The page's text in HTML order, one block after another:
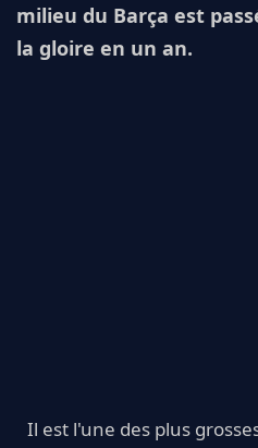
milieu du Barça est
la gloire en un an.
Il est l'une des plus